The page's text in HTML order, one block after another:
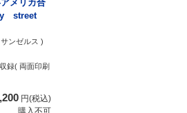
メリカ合
street
サンゼルス )
録( 両面印刷
円(税込)
購入不可